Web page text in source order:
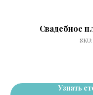
Свадебное
SKU:
Узнать